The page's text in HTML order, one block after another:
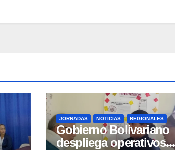
JORNADAS NOTICIAS REGIONALES
Gobierno Bolivariano
despliega operativos